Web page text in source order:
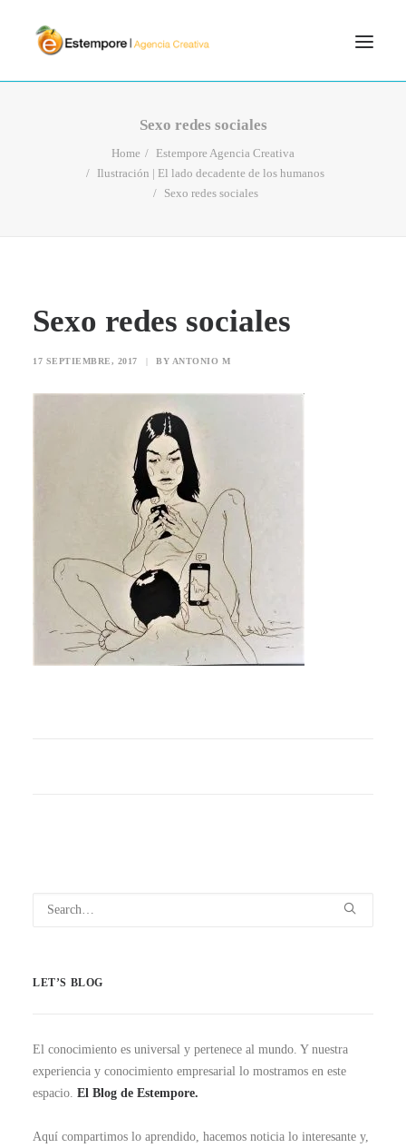
PORTFOLIO
Sexo redes sociales
Home
Estempore Agencia Creativa
Ilustración | El lado decadente de los humanos
Sexo redes sociales
Sexo redes sociales
17 SEPTIEMBRE, 2017 | BY ANTONIO M
LET’S BLOG
El conocimiento es universal y pertenece al mundo. Y nuestra
experiencia y conocimiento empresarial lo mostramos en este
espacio. El Blog de Estempore.
Aquí compartimos lo aprendido, hacemos noticia lo interesante y,